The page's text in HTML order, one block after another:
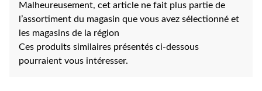
Malheureusement, cet article ne fait plus partie de
l’assortiment du magasin que vous avez sélectionné et
les magasins de la région
Ces produits similaires présentés ci-dessous
pourraient vous intéresser.